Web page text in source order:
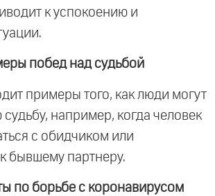
к успокоению и
побед над судьбой
примеры того, как люди могут
например, когда человек
с обидчиком или
бывшему партнеру.
по борьбе с коронавирусом